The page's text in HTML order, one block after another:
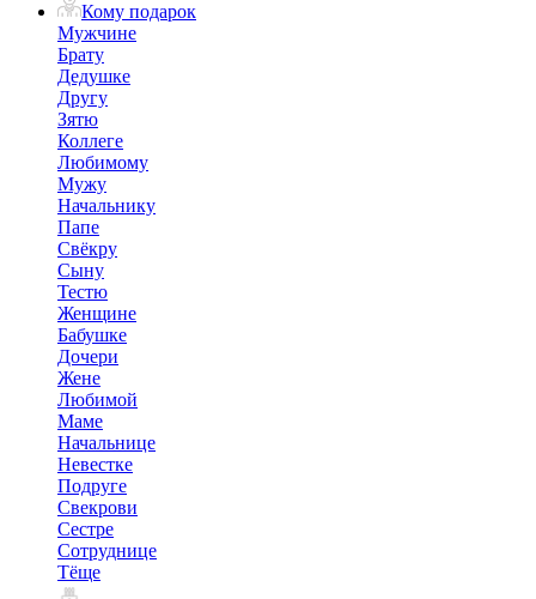
Кому подарок
Мужчине
Брату
Дедушке
Другу
Зятю
Коллеге
Любимому
Мужу
Начальнику
Папе
Свёкру
Сыну
Тестю
Женщине
Бабушке
Дочери
Жене
Любимой
Маме
Начальнице
Невестке
Подруге
Свекрови
Сестре
Сотруднице
Тёще